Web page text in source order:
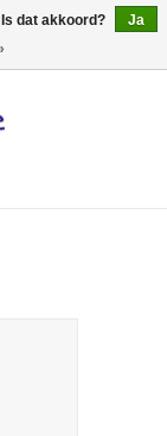
0 Artikelen - €0,00
dat akkoord?
Ja